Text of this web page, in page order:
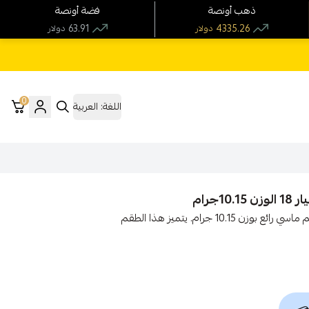
اللغة: العربية 0
استمتع بأناقة لا مثيل لها مع نصف طقم ذهب عيار 18، تصميم ماسي رائع بوزن 10.15 جرام. يتميز هذا الطقم
فضة أونصة
دولار 63.91
ذهب أونصة
دولار 4335.26